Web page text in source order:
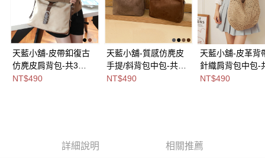
【注意事項】
1.本服務係由「台灣大哥大股份有限公司」（以下簡稱本公司）所提供，讓
用戶於交易時，得透過本服務購買商品或服務，並由商店將買賣／分期付款
買賣價金債權讓與本公司後，依約使用本公司帳單繳交帳款。
2.基於同意付款使用「大哥付你分期」之契約關係目的，商店將以您的個人
資料（包含姓名、電話或地址）提供予台灣大哥大進項蒐集、處理及利用，
由本公司與您本人進行分期帳單所需資料之確認、核對及更正。
3.完整用戶服務條款，請詳閱以下連結：
https://oppay.tw/userRule
付款後萊爾富取貨
每筆NT$8,888，滿NT$8,888(含以上)免運費
7-11取貨付款
每筆NT$80，滿NT$1,000(含以上)免運費
每筆NT$100，滿NT$1,000(含以上)免運費
天藍小舖-皮帶釦復古
仿麂皮肩背包-共3
色-$490【A15153205
NT$490
天藍小舖-質感仿麂皮
手提/斜背包中包-共4
色-$490【A03032043
NT$490
天藍小舖-皮革背
針織肩背包中包-
色-$490【
NT$490
詳細說明 相關推薦